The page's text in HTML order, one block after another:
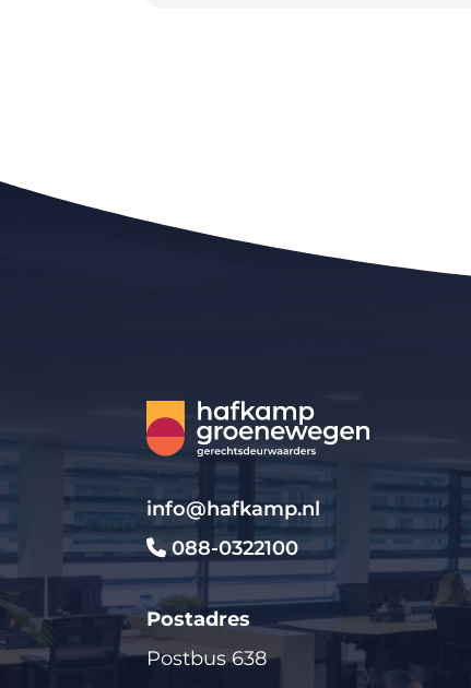
info@hafkamp.nl
088-0322100
Postadres
Postbus 638